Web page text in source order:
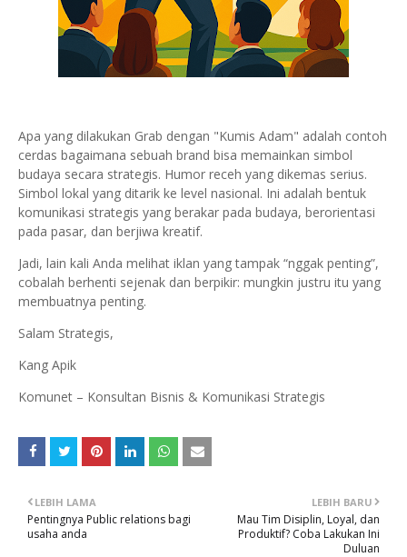
Apa yang dilakukan Grab dengan "Kumis Adam" adalah contoh
cerdas bagaimana sebuah brand bisa memainkan simbol
budaya secara strategis. Humor receh yang dikemas serius.
Simbol lokal yang ditarik ke level nasional. Ini adalah bentuk
komunikasi strategis yang berakar pada budaya, berorientasi
pada pasar, dan berjiwa kreatif.
Jadi, lain kali Anda melihat iklan yang tampak “nggak penting”,
cobalah berhenti sejenak dan berpikir: mungkin justru itu yang
membuatnya penting.
Salam Strategis,
Kang Apik
Komunet – Konsultan Bisnis & Komunikasi Strategis
LEBIH BARU
Mau Tim Disiplin, Loyal, dan
Produktif? Coba Lakukan Ini
Duluan
LEBIH LAMA
Pentingnya Public relations bagi
usaha anda